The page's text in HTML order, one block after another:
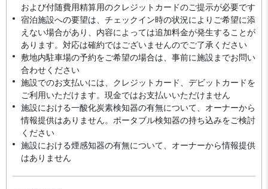
および付随費用精算用のクレジットカードのご提示が必要です
宿泊施設への要望は、チェックイン時の状況によりご希望に添
えない場合があり、内容によっては追加料金が発生することが
あります。対応は確約ではございませんのでご了承ください
敷地内駐車場の予約をご希望の場合は、事前に施設までお問い
合わせください
施設でのお支払いには、クレジットカード、デビットカードを
ご利用いただけます。現金ではお支払いいただけません
施設における一酸化炭素検知器の有無について、オーナーから
情報提供はありません。ポータブル検知器の持ち込みをご検討
ください
施設における煙感知器の有無について、オーナーから情報提供
はありません